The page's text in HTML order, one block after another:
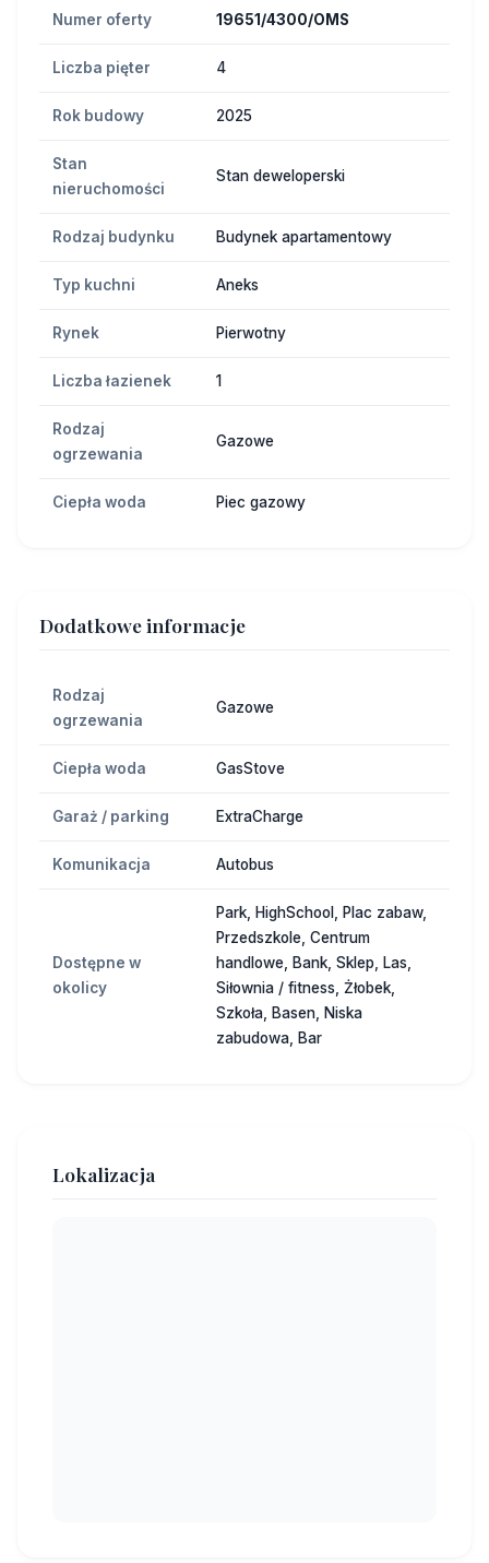
Numer oferty 19651/4300/OMS
Liczba pięter 4
Rok budowy 2025
Stan
nieruchomości
Stan deweloperski
Rodzaj budynku Budynek apartamentowy
Typ kuchni Aneks
Rynek Pierwotny
Liczba łazienek 1
Rodzaj
ogrzewania
Gazowe
Ciepła woda Piec gazowy
Dodatkowe informacje
Rodzaj
ogrzewania
Gazowe
Ciepła woda GasStove
Garaż / parking ExtraCharge
Komunikacja Autobus
Dostępne w
okolicy
Park, HighSchool, Plac zabaw,
Przedszkole, Centrum
handlowe, Bank, Sklep, Las,
Siłownia / fitness, Żłobek,
Szkoła, Basen, Niska
zabudowa, Bar
Lokalizacja